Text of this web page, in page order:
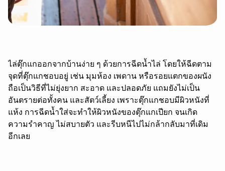
ไล่ตุ๊กแกออกจากบ้านง่าย ๆ ด้วยการฉีดน้ำไล่ โดยให้ฉีดตาม
จุดที่ตุ๊กแกชอบอยู่ เช่น มุมห้อง เพดาน หรือรอยแตกของผนัง
ถือเป็นวิธีที่ไม่ยุ่งยาก สะอาด และปลอดภัย แถมยังไม่เป็น
อันตรายต่อทั้งคน และสัตว์เลี้ยง เพราะตุ๊กแกชอบมีผิวหนังที่
แห้ง การฉีดน้ำใส่จะทำให้ผิวหนังของตุ๊กแกเปียก จนเกิด
ความรำคาญ ไม่สบายตัว และรีบหนีไปไม่กล้ากลับมาที่เดิม
อีกเลย